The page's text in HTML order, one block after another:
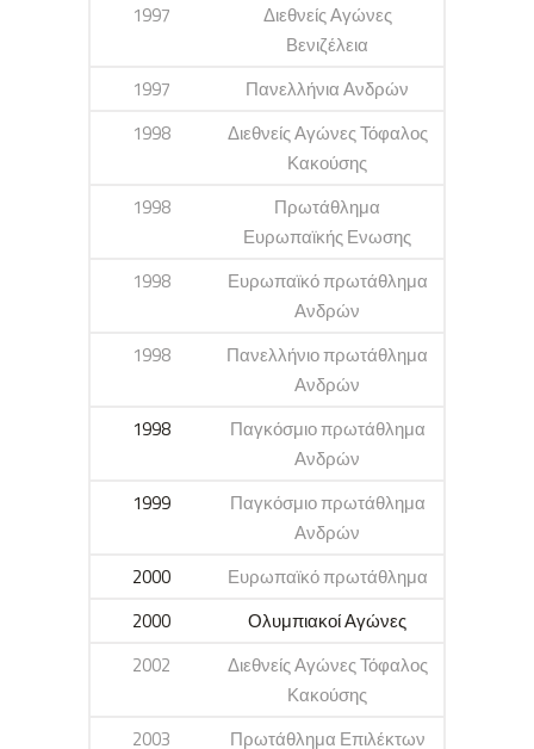
1997
Διεθνείς Αγώνες
Βενιζέλεια
1997
Πανελλήνια Ανδρών
1998
Διεθνείς Αγώνες Τόφαλος
Κακούσης
1998
Πρωτάθλημα
Ευρωπαϊκής Ενωσης
1998
Ευρωπαϊκό πρωτάθλημα
Ανδρών
1998
Πανελλήνιο πρωτάθλημα
Ανδρών
1998
Παγκόσμιο πρωτάθλημα
Ανδρών
1999
Παγκόσμιο πρωτάθλημα
Ανδρών
2000
Ευρωπαϊκό πρωτάθλημα
2000
Ολυμπιακοί Αγώνες
2002
Διεθνείς Αγώνες Τόφαλος
Κακούσης
2003
Πρωτάθλημα Επιλέκτων